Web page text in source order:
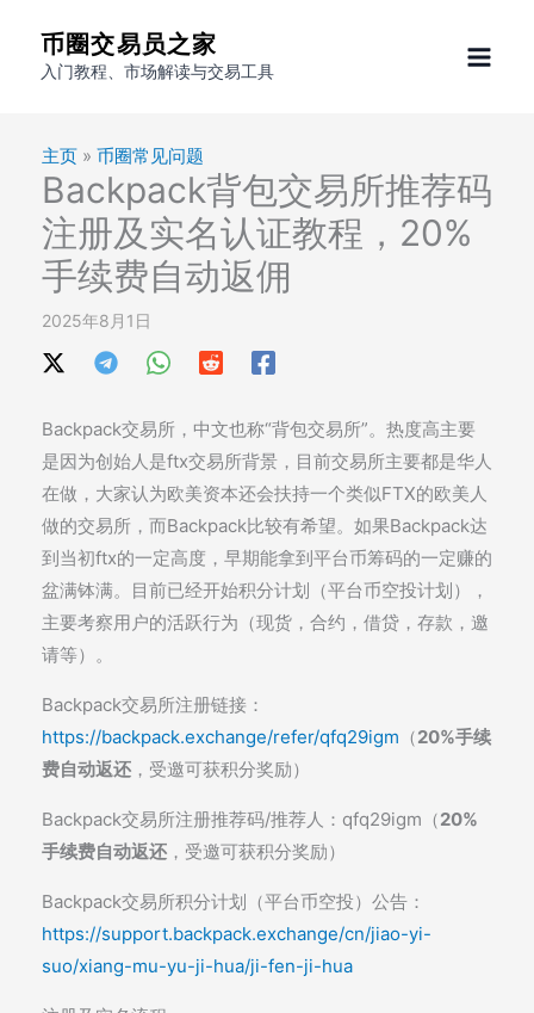
币圈交易员之家
入门教程、市场解读与交易工具
主页 » 币圈常见问题
Backpack背包交易所推荐码
注册及实名认证教程，20%
手续费自动返佣
2025年8月1日
Backpack交易所，中文也称“背包交易所”。热度高主要
是因为创始人是ftx交易所背景，目前交易所主要都是华人
在做，大家认为欧美资本还会扶持一个类似FTX的欧美人
做的交易所，而Backpack比较有希望。如果Backpack达
到当初ftx的一定高度，早期能拿到平台币筹码的一定赚的
盆满钵满。目前已经开始积分计划（平台币空投计划），
主要考察用户的活跃行为（现货，合约，借贷，存款，邀
请等）。
Backpack交易所注册链接：
https://backpack.exchange/refer/qfq29igm （20%手续
费自动返还 ，受邀可获积分奖励）
Backpack交易所注册推荐码/推荐人：qfq29igm（20%
手续费自动返还 ，受邀可获积分奖励）
Backpack交易所积分计划（平台币空投）公告：
https://support.backpack.exchange/cn/jiao-yi-
suo/xiang-mu-yu-ji-hua/ji-fen-ji-hua